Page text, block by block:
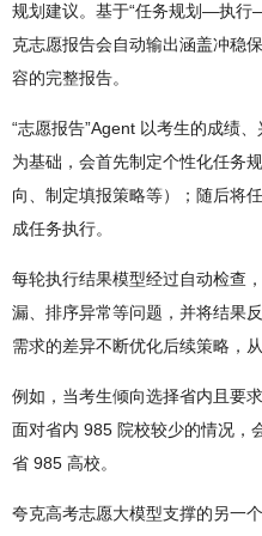
规划建议。基于“任务规划—执
克志愿报告会自动输出涵盖冲稳
容的完整报告。
“志愿报告”Agent 以考生的成绩
为基础，会首先制定个性化任务
向、制定填报策略等）；随后将
成任务执行。
每轮执行结果模型经过自动检查
漏、排序异常等问题，并将结果
需求的差异不断优化后续策略，
例如，当考生倾向选择省内且要
面对省内 985 院校较少的情况，
省 985 高校。
夸克高考志愿大模型支撑的另一